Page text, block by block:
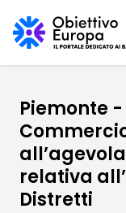
Piemonte
relativa
Distretti